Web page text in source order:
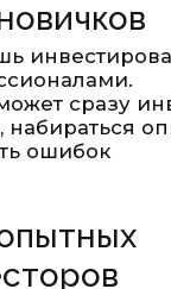
на
Lab